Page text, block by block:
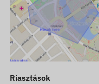
Riasztások